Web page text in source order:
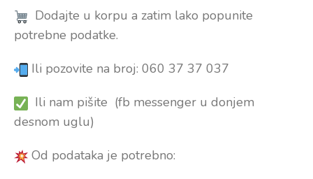
Dodajte u korpu a zatim lako popunite
potrebne podatke.
Ili pozovite na broj: 060 37 37 037
Ili nam pišite (fb messenger u donjem
desnom uglu)
Od podataka je potrebno: